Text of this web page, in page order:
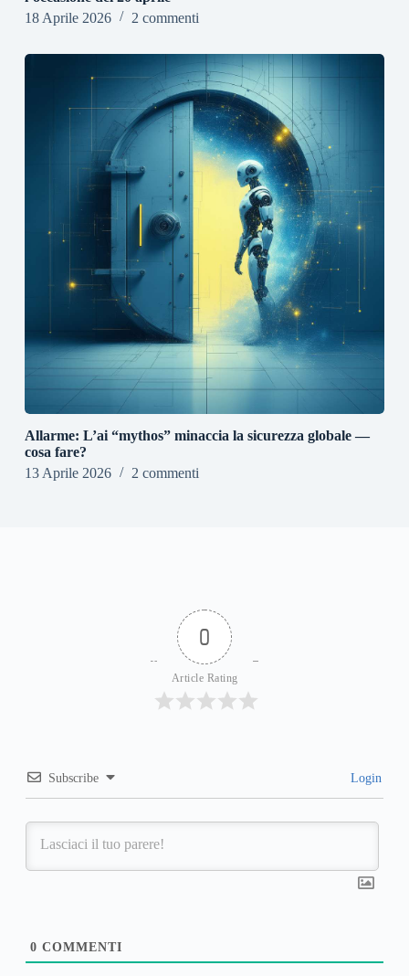
18 Aprile 2026
2 commenti
Allarme: L’ai “mythos” minaccia la sicurezza globale —
cosa fare?
13 Aprile 2026
2 commenti
0
Article Rating
Subscribe Login
0 COMMENTI